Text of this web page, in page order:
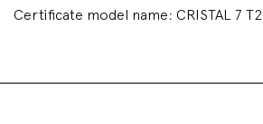
Certificate model name: CRISTAL 7 T2